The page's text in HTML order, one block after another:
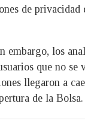
de privacidad
embargo, los
que no se
llegaron a
de la Bolsa.